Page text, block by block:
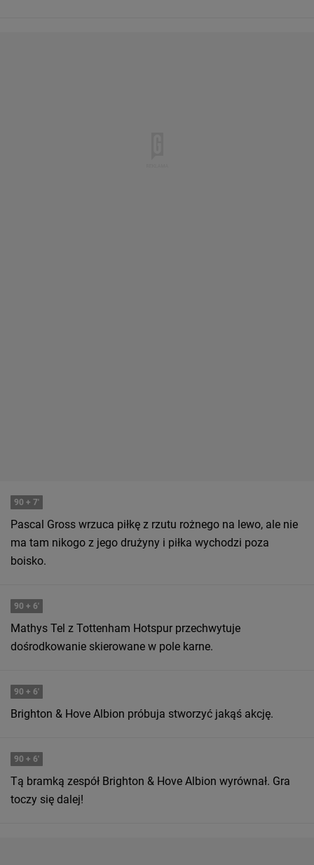
90 + 7'
Pascal Gross wrzuca piłkę z rzutu rożnego na lewo, ale nie
ma tam nikogo z jego drużyny i piłka wychodzi poza
boisko.
90 + 6'
Mathys Tel z Tottenham Hotspur przechwytuje
dośrodkowanie skierowane w pole karne.
90 + 6'
Brighton & Hove Albion próbuja stworzyć jakąś akcję.
90 + 6'
Tą bramką zespół Brighton & Hove Albion wyrównał. Gra
toczy się dalej!